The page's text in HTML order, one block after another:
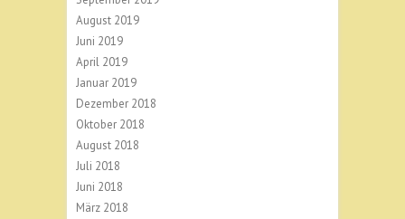
August 2019
Juni 2019
April 2019
Januar 2019
Dezember 2018
Oktober 2018
August 2018
Juli 2018
Juni 2018
März 2018